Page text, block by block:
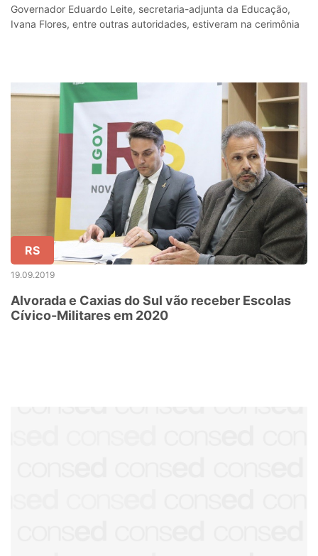
Governador Eduardo Leite, secretaria-adjunta da Educação,
Ivana Flores, entre outras autoridades, estiveram na cerimônia
RS
19.09.2019
Alvorada e Caxias do Sul vão receber Escolas
Cívico-Militares em 2020